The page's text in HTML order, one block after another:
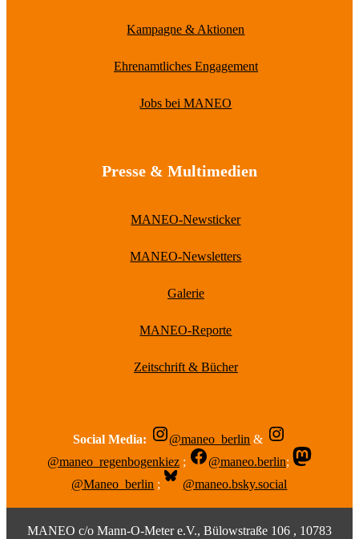
Kampagne & Aktionen
Ehrenamtliches Engagement
Jobs bei MANEO
Presse & Multimedien
MANEO-Newsticker
MANEO-Newsletters
Galerie
MANEO-Reporte
Zeitschrift & Bücher
Social Media: @maneo_berlin &
@maneo_regenbogenkiez ; @maneo.berlin;
@Maneo_berlin ; @maneo.bsky.social
MANEO c/o Mann-O-Meter e.V., Bülowstraße 106 , 10783